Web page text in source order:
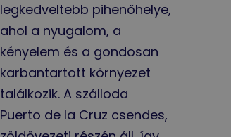
legkedveltebb pihenőhelye,
ahol a nyugalom, a
kényelem és a gondosan
karbantartott környezet
találkozik. A szálloda
Puerto de la Cruz csendes,